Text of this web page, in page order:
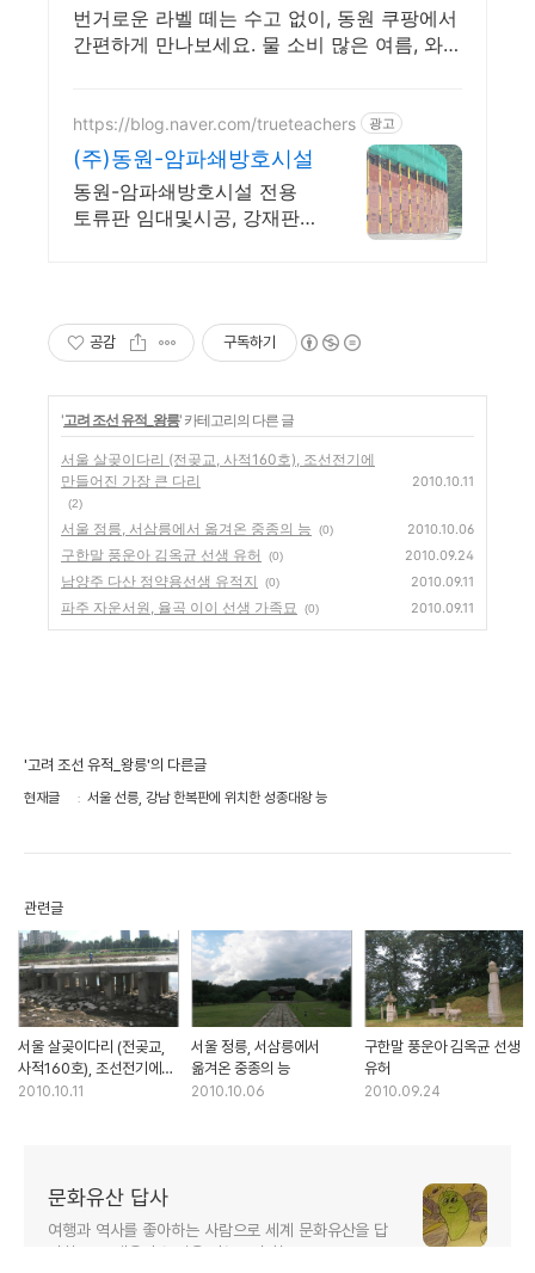
번거로운 라벨 떼는 수고 없이, 동원 쿠팡에서
간편하게 만나보세요. 물 소비 많은 여름, 와우
https://blog.naver.com/trueteachers 광고
(주)동원-암파쇄방호시설
동원-암파쇄방호시설 전용
토류판 임대및시공, 강재판넬
공감 구독하기
'고려 조선 유적_왕릉' 카테고리의 다른 글
서울 살곶이다리 (전곶교, 사적160호), 조선전기에
만들어진 가장 큰 다리
(2)
2010.10.11
서울 정릉, 서삼릉에서 옮겨온 중종의 능 (0) 2010.10.06
구한말 풍운아 김옥균 선생 유허 (0) 2010.09.24
남양주 다산 정약용선생 유적지 (0) 2010.09.11
파주 자운서원, 율곡 이이 선생 가족묘 (0) 2010.09.11
'고려 조선 유적_왕릉'의 다른글
현재글 서울 선릉, 강남 한복판에 위치한 성종대왕 능
관련글
서울 살곶이다리 (전곶교,
사적160호), 조선전기에
만들어진 가장 큰 다리
2010.10.11
서울 정릉, 서삼릉에서
옮겨온 중종의 능
2010.10.06
구한말 풍운아 김옥균 선생
유허
2010.09.24
문화유산 답사
여행과 역사를 좋아하는 사람으로 세계 문화유산을 답
사하고 그 내용과 느낌을 나누고자 함.